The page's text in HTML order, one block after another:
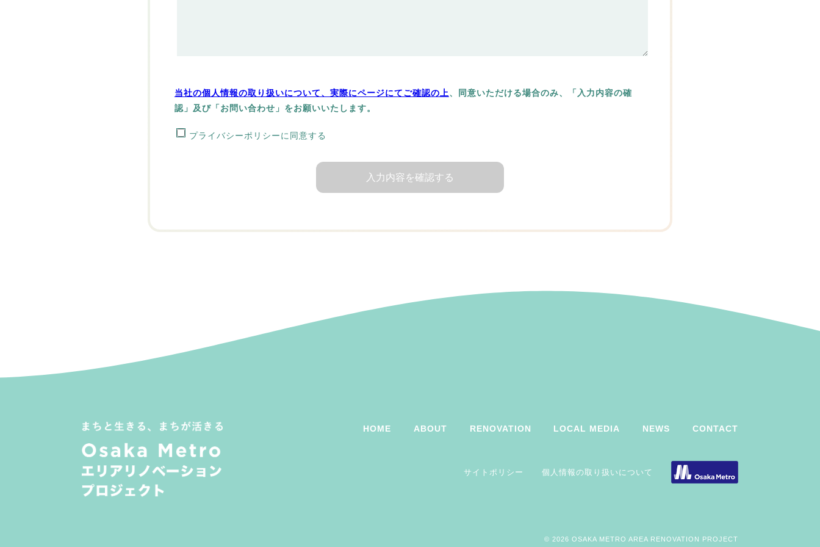
当社の個人情報の取り扱いについて、実際にページにてご確認の上、同意いただける場合のみ、「入力内容の確
認」及び「お問い合わせ」をお願いいたします。
プライバシーポリシーに同意する
HOME ABOUT RENOVATION LOCAL MEDIA NEWS CONTACT
サイトポリシー 個人情報の取り扱いについて
© 2026 OSAKA METRO AREA RENOVATION PROJECT